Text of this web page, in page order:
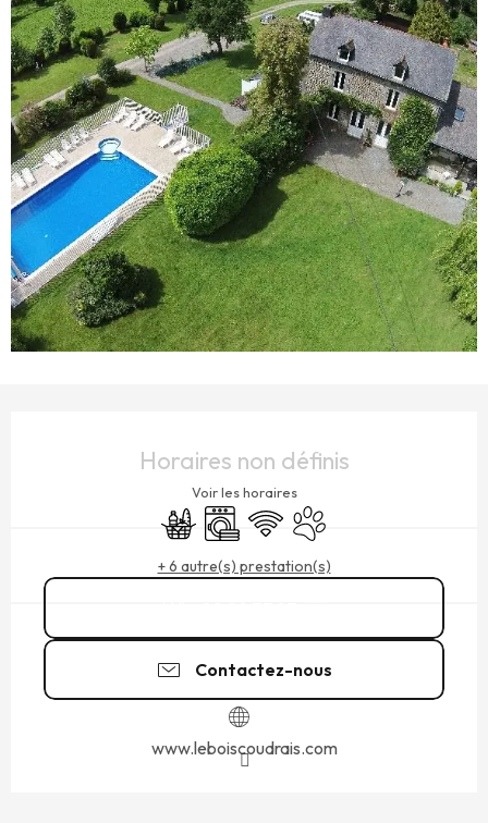
Horaires non définis
Voir les horaires
Commerce alimentaire
Lave linge
WiFi Animaux acceptés
+ 6 autre(s) prestation(s)
Contactez-nous
www.leboiscoudrais.com